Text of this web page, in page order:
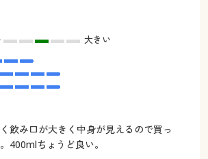
大きい
飲み口が大きく中身が見えるので買っ
400mlちょうど良い。